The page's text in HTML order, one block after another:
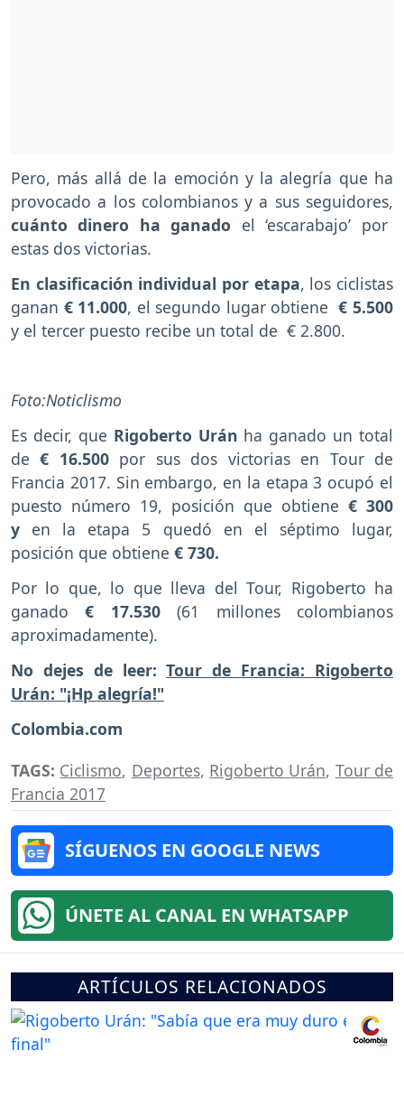
Pero, más allá de la emoción y la alegría que ha
provocado a los colombianos y a sus seguidores,
cuánto dinero ha ganado el ‘escarabajo’ por
estas dos victorias.
En clasificación individual por etapa, los ciclistas
ganan € 11.000, el segundo lugar obtiene€ 5.500
y el tercer puesto recibe un total de € 2.800.
Foto:Noticlismo
Es decir, que Rigoberto Urán ha ganado un total
de€ 16.500 por sus dos victorias en Tour de
Francia 2017. Sin embargo, en la etapa 3 ocupó el
puesto número 19, posición que obtiene € 300
y en la etapa 5 quedó en el séptimo lugar,
posición que obtiene € 730.
Por lo que, lo que lleva del Tour, Rigoberto ha
ganado€ 17.530(61 millones colombianos
aproximadamente).
No dejes de leer:Tour de Francia: Rigoberto
Urán: "¡Hp alegría!"
Colombia.com
TAGS: Ciclismo, Deportes, Rigoberto Urán, Tour de
Francia 2017
SÍGUENOS EN GOOGLE NEWS
ÚNETE AL CANAL EN WHATSAPP
ARTÍCULOS RELACIONADOS